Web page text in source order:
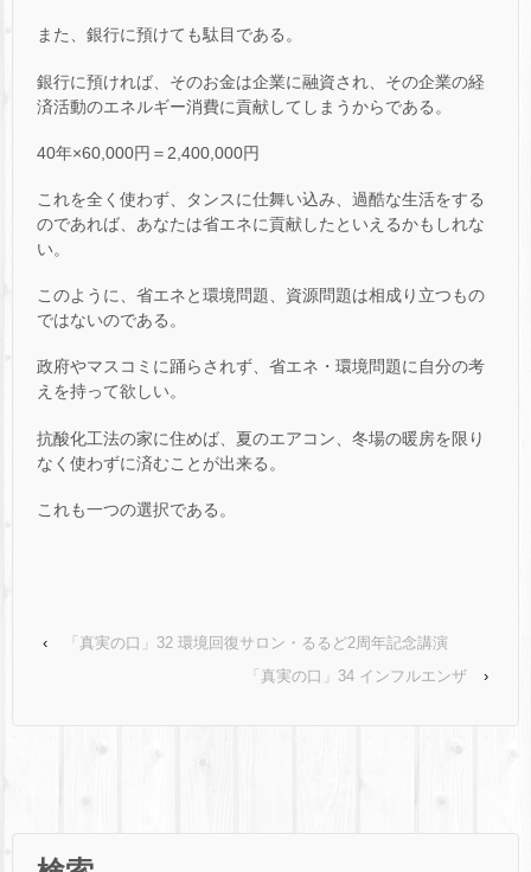
また、銀行に預けても駄目である。
銀行に預ければ、そのお金は企業に融資され、その企業の経
済活動のエネルギー消費に貢献してしまうからである。
40年×60,000円＝2,400,000円
これを全く使わず、タンスに仕舞い込み、過酷な生活をする
のであれば、あなたは省エネに貢献したといえるかもしれな
い。
このように、省エネと環境問題、資源問題は相成り立つもの
ではないのである。
政府やマスコミに踊らされず、省エネ・環境問題に自分の考
えを持って欲しい。
抗酸化工法の家に住めば、夏のエアコン、冬場の暖房を限り
なく使わずに済むことが出来る。
これも一つの選択である。
‹
「真実の口」32 環境回復サロン・るるど2周年記念講演
「真実の口」34 インフルエンザ
›